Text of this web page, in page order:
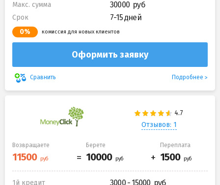
Макс. сумма 30000
Срок 7-15 дней
0% комиссия для новых клиентов
Оформить заявку
Сравнить Подробнее
Отзывов: 1
Возвращаете Берете Переплата
1й кредит 3000 - 15000